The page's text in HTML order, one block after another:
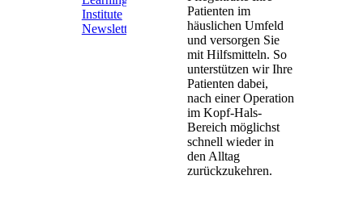
Institute
Newsletter
Patienten im
häuslichen Umfeld
und versorgen Sie
mit Hilfsmitteln. So
unterstützen wir Ihre
Patienten dabei,
nach einer Operation
im Kopf-Hals-
Bereich möglichst
schnell wieder in
den Alltag
zurückzukehren.